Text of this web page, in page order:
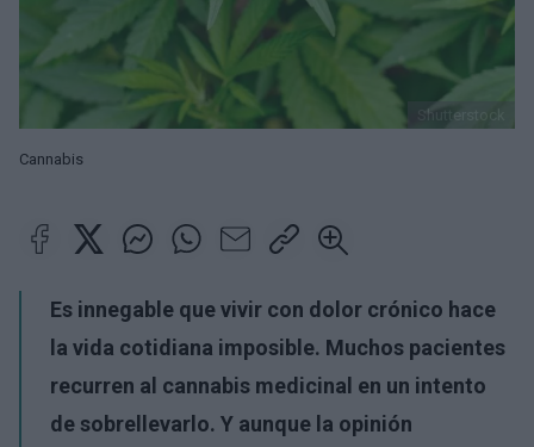
Shutterstock
Cannabis
Es innegable que vivir con dolor crónico hace
la vida cotidiana imposible. Muchos pacientes
recurren al cannabis medicinal en un intento
de sobrellevarlo. Y aunque la opinión